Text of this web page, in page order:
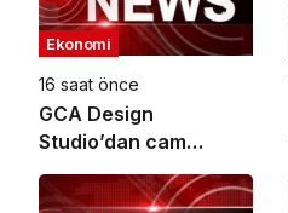
Ekonomi
16 saat önce
GCA Design
Studio’dan cam
ambalaj tasarımında
bütüncül yaklaşım